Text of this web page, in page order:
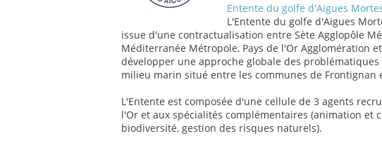
Entente du golfe d'Aigues
L'Entente du golfe d'Aigues
issue d'une contractualisation entre Sète Agglopôle
Méditerranée Métropole, Pays de l'Or Agglomération
développer une approche globale des
milieu marin situé entre les communes de Frontignan
L'Entente est composée d'une cellule de 3 agents
l'Or et aux spécialités complémentaires (animation et
biodiversité, gestion des risques naturels).